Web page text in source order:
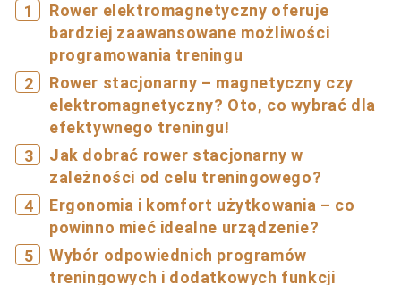
Rower elektromagnetyczny oferuje
bardziej zaawansowane możliwości
programowania treningu
Rower stacjonarny – magnetyczny czy
elektromagnetyczny? Oto, co wybrać dla
efektywnego treningu!
Jak dobrać rower stacjonarny w
zależności od celu treningowego?
Ergonomia i komfort użytkowania – co
powinno mieć idealne urządzenie?
Wybór odpowiednich programów
treningowych i dodatkowych funkcji